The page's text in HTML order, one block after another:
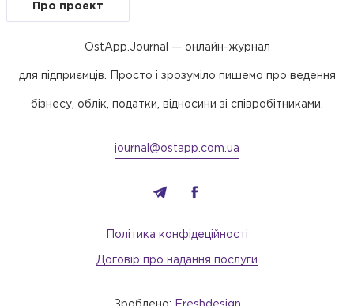
Про проект
OstApp.Journal — онлайн-журнал
для підприємців. Просто і зрозуміло пишемо про ведення
бізнесу, облік, податки, відносини зі співробітниками.
Зроблено: Freshdesign
journal@ostapp.com.ua
Політика конфідеційності
Договір про надання послуги